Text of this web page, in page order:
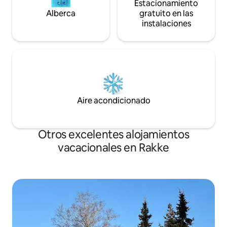
Alberca
Estacionamiento
gratuito en las
instalaciones
Aire acondicionado
Otros excelentes alojamientos
vacacionales en Rakke